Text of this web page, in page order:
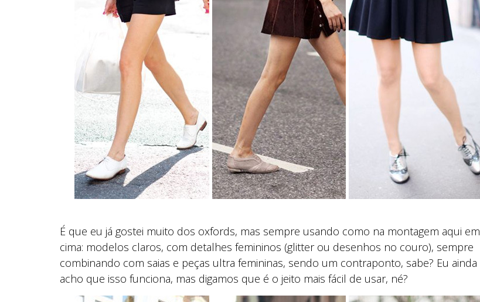
É que eu já gostei muito dos oxfords, mas sempre usando como na montagem aqui em
cima: modelos claros, com detalhes femininos (glitter ou desenhos no couro), sempre
combinando com saias e peças ultra femininas, sendo um contraponto, sabe? Eu ainda
acho que isso funciona, mas digamos que é o jeito mais fácil de usar, né?